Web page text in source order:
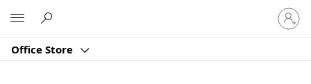
Office Store
Log
på
din